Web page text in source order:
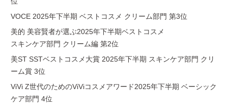
VOCE 2025年下半期 ベストコスメ クリーム部門 第3位
美的 美容賢者が選ぶ2025年下半期ベストコスメ
スキンケア部門 クリーム編 第2位
美ST SSTベストコスメ大賞 2025年下半期 スキンケア部門 クリ
ーム賞 3位
ViVi Z世代のためのViViコスメアワード2025年下半期 ベーシック
ケア部門 4位